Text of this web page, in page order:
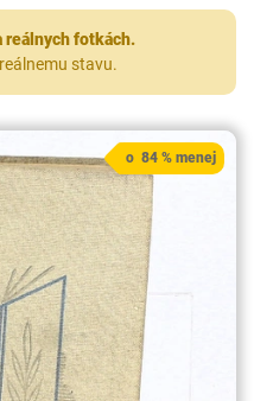
reálnych fotkách.
stavu.
o 84 % menej